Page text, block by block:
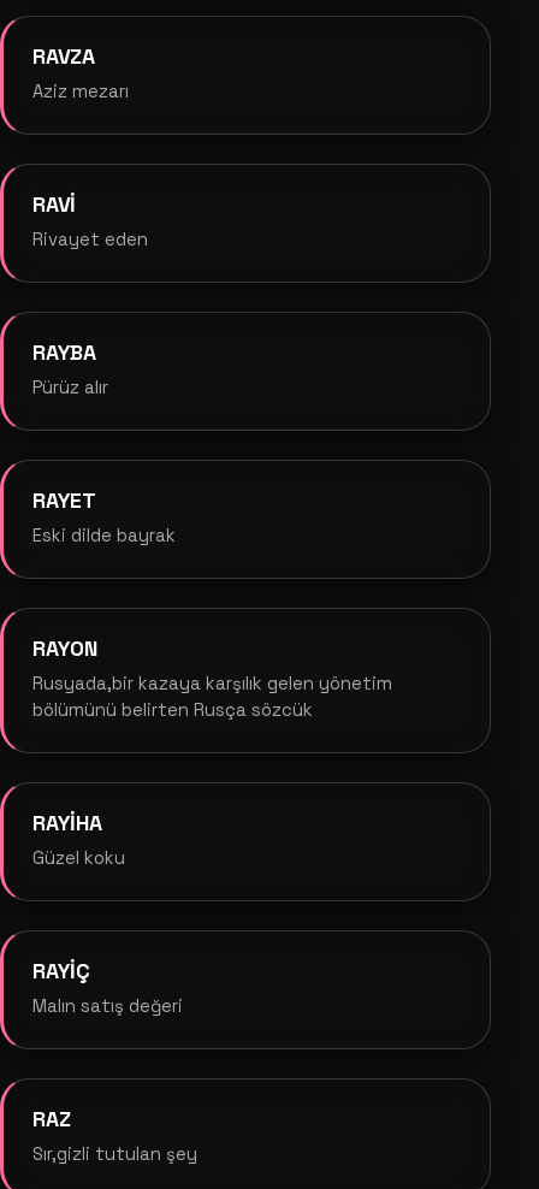
RAVZA
Aziz mezarı
RAVİ
Rivayet eden
RAYBA
Pürüz alır
RAYET
Eski dilde bayrak
RAYON
Rusyada,bir kazaya karşılık gelen yönetim
bölümünü belirten Rusça sözcük
RAYİHA
Güzel koku
RAYİÇ
Malın satış değeri
RAZ
Sır,gizli tutulan şey